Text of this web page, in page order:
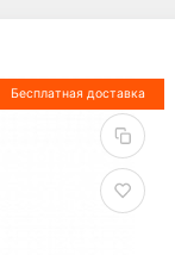
Бесплатная доставка